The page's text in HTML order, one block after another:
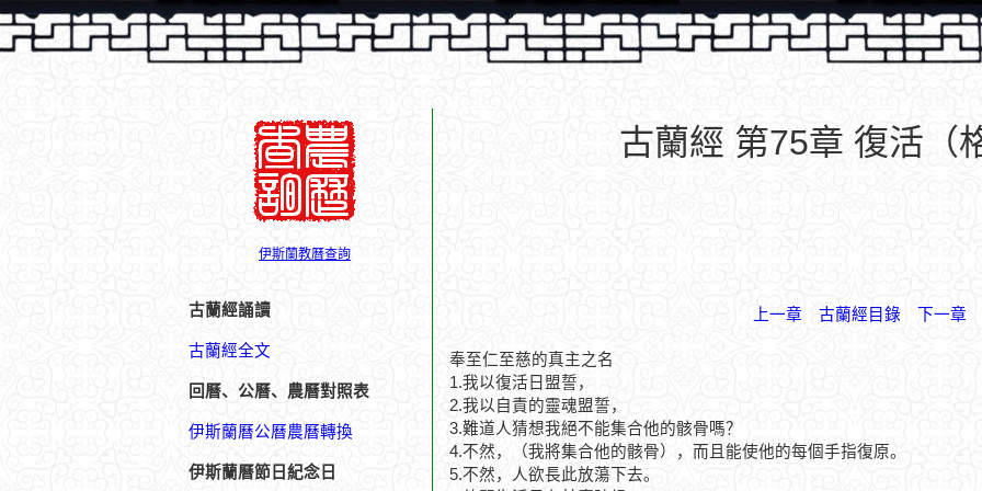
伊斯蘭教曆查詢
古蘭經誦讀
古蘭經全文
回曆、公曆、農曆對照表
伊斯蘭曆公曆農曆轉換
伊斯蘭曆節日紀念日
古蘭經 第75章 復活（
上一章 古蘭經目錄 下一章
奉至仁至慈的真主之名
1.我以復活日盟誓，
2.我以自責的靈魂盟誓，
3.難道人猜想我絕不能集合他的骸骨嗎？
4.不然，（我將集合他的骸骨），而且能使他的每個手指復原。
5.不然，人欲長此放蕩下去。